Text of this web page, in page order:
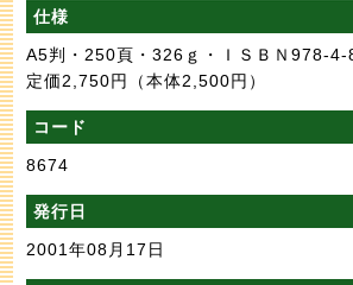
仕様
A5判・250頁・326ｇ・ＩＳＢＮ978-
定価2,750円
（本体2,500円）
コード
8674
発行日
2001年08月17日